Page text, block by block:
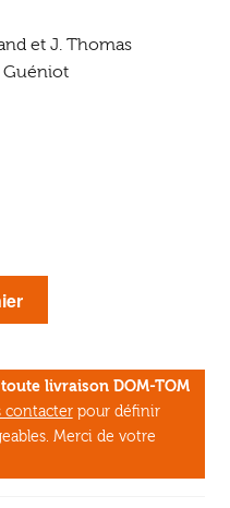
et J. Thomas
livraison DOM-TOM
contacterpour définir
Merci de votre